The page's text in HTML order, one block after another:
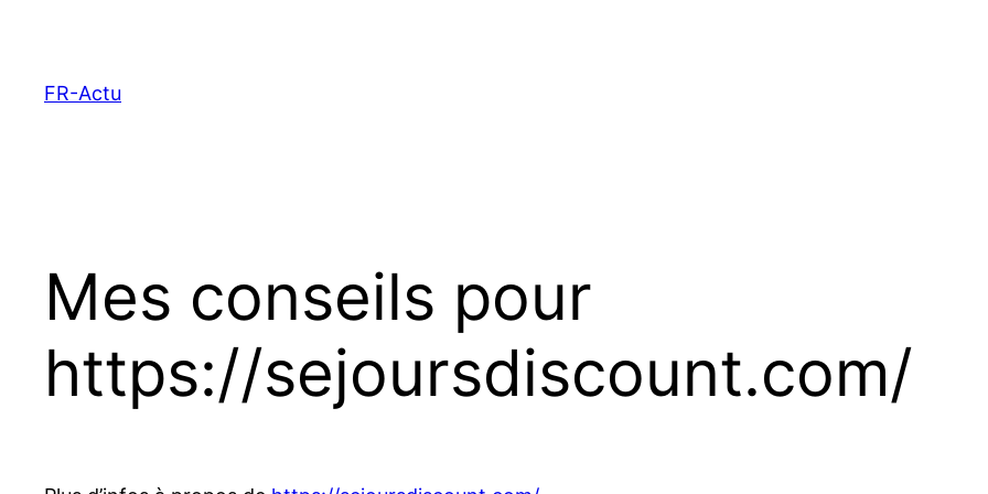
contenu
FR-Actu
Mes conseils pour
https://sejoursdiscount.com/